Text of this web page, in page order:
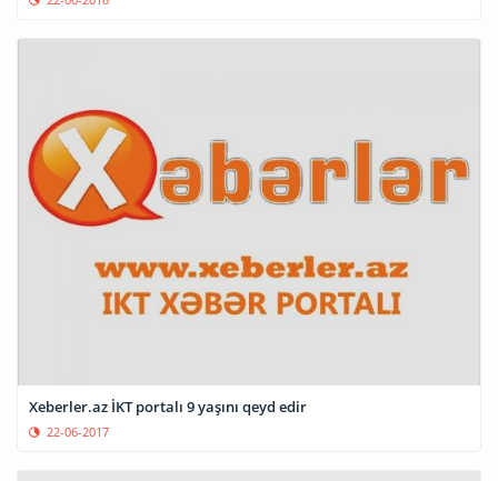
Xeberler.az İKT portalı 9 yaşını qeyd edir
22-06-2017